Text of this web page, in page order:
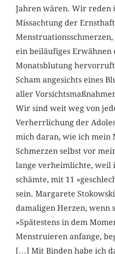
Jahren wären. Wir reden
Missachtung der
ein beiläufiges Erwähnen
Monatsblutung
Scham angesichts eines
aller
Wir sind weit weg von
Verherrlichung der
mich daran, wie ich mein
Schmerzen selbst vor
lange verheimlichte, weil
schämte, mit 11
sein. Margarete
damaligen Herzen, wenn
»Spätestens in dem
Menstruieren anfange,
[…] Mit Binden habe ich